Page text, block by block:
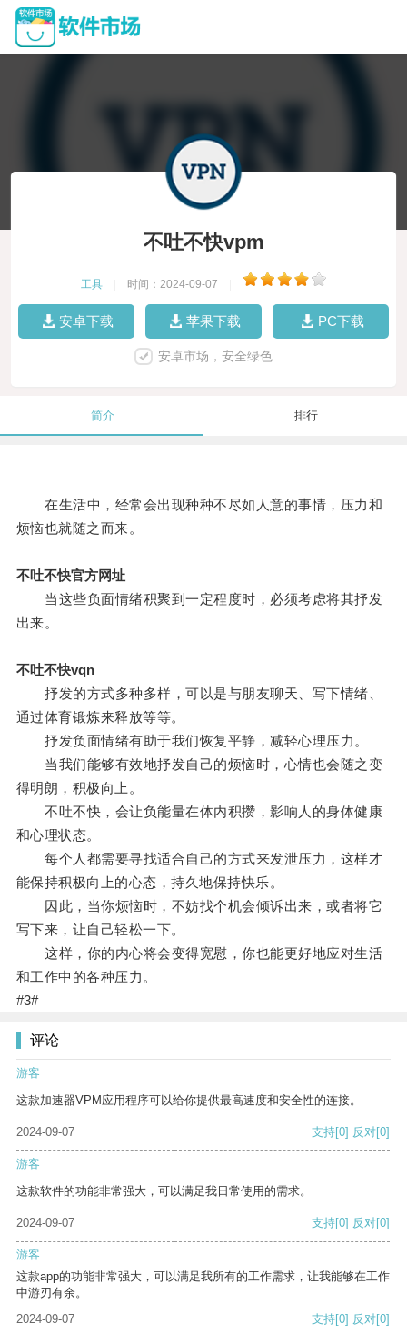
不吐不快vpm
工具 时间：2024-09-07
安卓下载 苹果下载 PC下载
安卓市场，安全绿色
简介 排行
在生活中，经常会出现种种不尽如人意的事情，压力和
烦恼也就随之而来。
不吐不快官方网址
当这些负面情绪积聚到一定程度时，必须考虑将其抒发
出来。
不吐不快vqn
抒发的方式多种多样，可以是与朋友聊天、写下情绪、
通过体育锻炼来释放等等。
抒发负面情绪有助于我们恢复平静，减轻心理压力。
当我们能够有效地抒发自己的烦恼时，心情也会随之变
得明朗，积极向上。
不吐不快，会让负能量在体内积攒，影响人的身体健康
和心理状态。
每个人都需要寻找适合自己的方式来发泄压力，这样才
能保持积极向上的心态，持久地保持快乐。
因此，当你烦恼时，不妨找个机会倾诉出来，或者将它
写下来，让自己轻松一下。
这样，你的内心将会变得宽慰，你也能更好地应对生活
和工作中的各种压力。
#3#
评论
游客
这款加速器VPM应用程序可以给你提供最高速度和安全性的连接。
2024-09-07 支持[0] 反对[0]
游客
这款软件的功能非常强大，可以满足我日常使用的需求。
2024-09-07 支持[0] 反对[0]
游客
这款app的功能非常强大，可以满足我所有的工作需求，让我能够在工作
中游刃有余。
2024-09-07
支持[0] 反对[0]